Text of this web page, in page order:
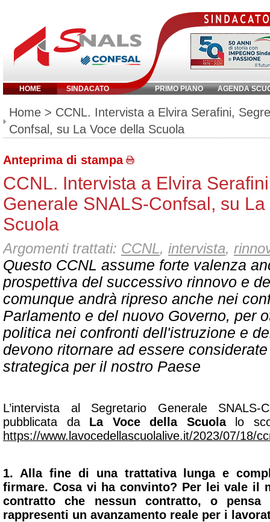
HOME SINDACATO PRIMO PIANO AGENDA
Inserisci parola chiave:
Home > CCNL. Intervista a Elvira Serafini,
Confsal, su La Voce della Scuola
Anteprima di stampa
CCNL. Intervista a Elvira
Generale SNALS-Confsal, su
Scuola
Argomenti trattati: CCNL, intervista,
Questo CCNL assume forte valenza
prospettiva del successivo rinnovo e
comunque andrà ripreso anche nei
Parlamento e del nuovo Governo, per
politica nei confronti dell'istruzione e
devono ritornare ad essere
strategica per il nostro Paese
L’intervista al Segretario Generale SNALS-
pubblicata da La Voce della Scuolalo
https://www.lavocedellascuolalive.it/2023/07/18/
1. Alla fine di una trattativa lunga e
firmare. Cosa vi ha convinto? Per lei vale il
contratto che nessun contratto, o pensa
rappresenti un avanzamento reale per i